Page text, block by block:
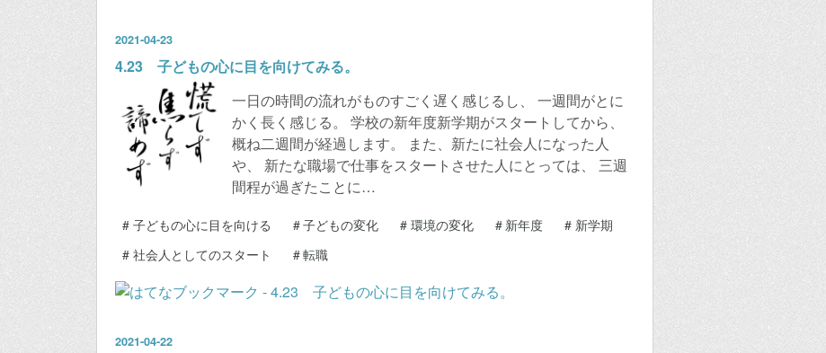
2021-04-23
4.23 子どもの心に目を向けてみる。
一日の時間の流れがものすごく遅く感じるし、 一週間がとに
かく長く感じる。 学校の新年度新学期がスタートしてから、
概ね二週間が経過します。 また、新たに社会人になった人
や、 新たな職場で仕事をスタートさせた人にとっては、 三週
間程が過ぎたことに…
# 子どもの心に目を向ける #子どもの変化 # 環境の変化 # 新年度 # 新学期
# 社会人としてのスタート #転職
2021-04-22